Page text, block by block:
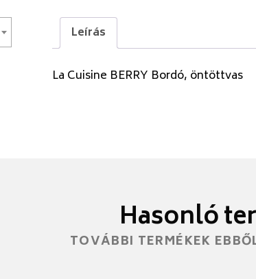
Leírás
La Cuisine BERRY Bordó, öntöttvas
Hasonló
TOVÁBBI TERMÉKEK